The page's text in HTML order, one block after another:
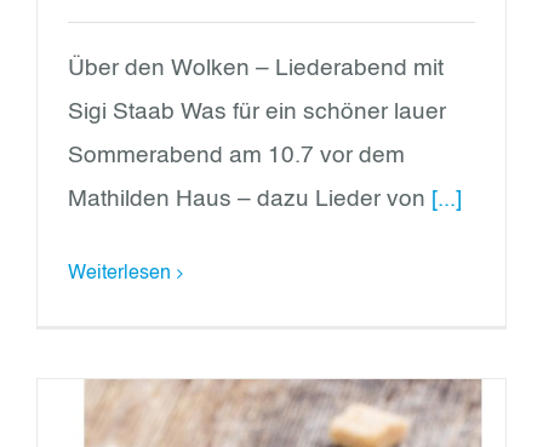
Über den Wolken – Liederabend mit
Sigi Staab Was für ein schöner lauer
Sommerabend am 10.7 vor dem
Mathilden Haus – dazu Lieder von [...]
Weiterlesen